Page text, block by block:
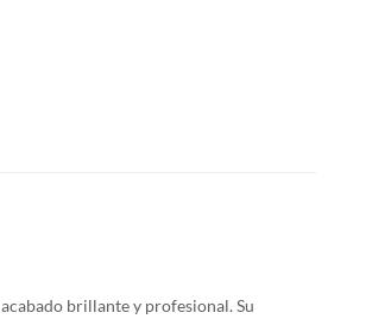
brillante y profesional. Su